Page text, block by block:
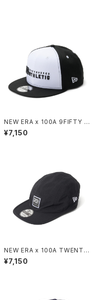
NEW ERA x 100A 9FIFTY *
BICOLOR
¥7,150
NEW ERA x 100A TWENTY
9
¥7,150